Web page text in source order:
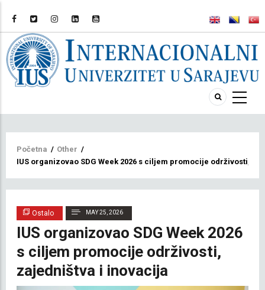
Breadcrumb
Početna / Other /
IUS organizovao SDG Week 2026 s ciljem promocije održivosti,
Ostalo MAY 25, 2026
IUS organizovao SDG Week 2026
s ciljem promocije održivosti,
zajedništva i inovacija